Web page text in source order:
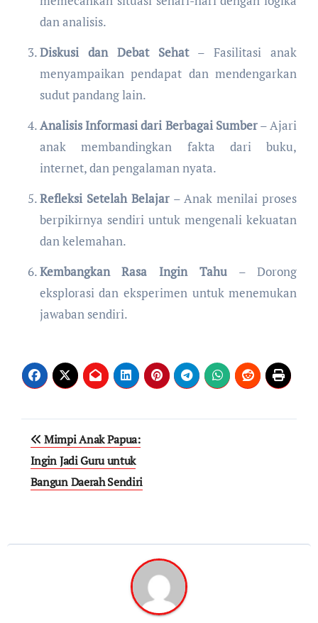
dan analisis.
Diskusi dan Debat Sehat– Fasilitasi anak
menyampaikan pendapat dan mendengarkan
sudut pandang lain.
Analisis Informasi dari Berbagai Sumber– Ajari
anak membandingkan fakta dari buku,
internet, dan pengalaman nyata.
Refleksi Setelah Belajar– Anak menilai proses
berpikirnya sendiri untuk mengenali kekuatan
dan kelemahan.
Kembangkan Rasa Ingin Tahu– Dorong
eksplorasi dan eksperimen untuk menemukan
jawaban sendiri.
Post
navigation
Mimpi Anak Papua:
Ingin Jadi Guru untuk
Bangun Daerah Sendiri